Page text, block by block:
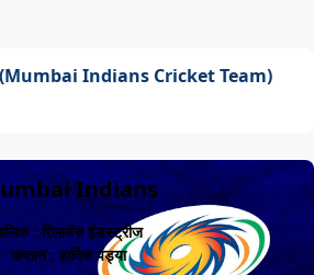
(Mumbai Indians Cricket Team)
Indians
: रिलायंस इंडस्ट्रीज
कप्तान : हार्दिक पंड्या